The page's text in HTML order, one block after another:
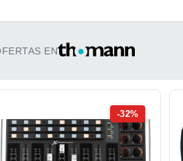
EN
-32%